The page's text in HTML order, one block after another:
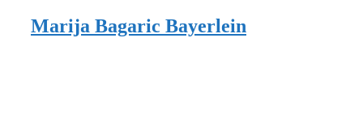
Marija Bagaric Bayerlein